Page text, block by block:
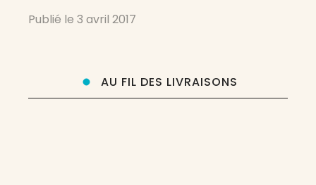
leur inscription dans une rubrique (« Libres
Publié le 3 avril 2017
AU FIL DES LIVRAISONS